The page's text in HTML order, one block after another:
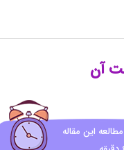
آن
این مقاله